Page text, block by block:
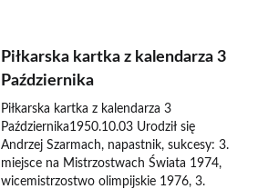
Piłkarska kartka z kalendarza 3
Października
Piłkarska kartka z kalendarza 3
Października1950.10.03 Urodził się
Andrzej Szarmach, napastnik, sukcesy: 3.
miejsce na Mistrzostwach Świata 1974,
wicemistrzostwo olimpijskie 1976, 3.